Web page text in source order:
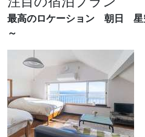
最高のロケーション 朝日
～